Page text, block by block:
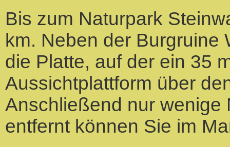
Bis zum Naturpark
km. Neben der Burgruine
die Platte, auf der ein 35
Aussichtplattform über
Anschließend nur wenige
entfernt können Sie im